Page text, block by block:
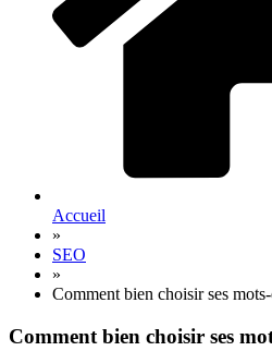
Accueil
»
SEO
»
Comment bien choisir ses
Comment bien choisir ses